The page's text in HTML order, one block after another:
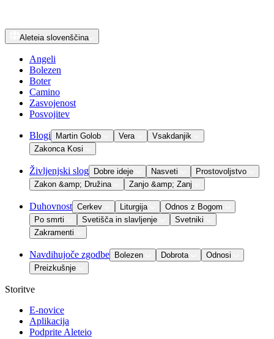
Aleteia slovenščina
Angeli
Bolezen
Boter
Camino
Zasvojenost
Posvojitev
Blogi Martin Golob Vera
Vsakdanjik
Zakonca Kosi
Življenjski slog Dobre ideje Nasveti
Prostovoljstvo
Zakon &amp; Družina
Zanjo &amp; Zanj
Duhovnost Cerkev Liturgija
Odnos z Bogom
Po smrti
Svetišča in slavljenje
Svetniki
Zakramenti
Navdihujoče zgodbe Bolezen Dobrota
Odnosi
Preizkušnje
Storitve
E-novice
Aplikacija
Podprite Aleteio